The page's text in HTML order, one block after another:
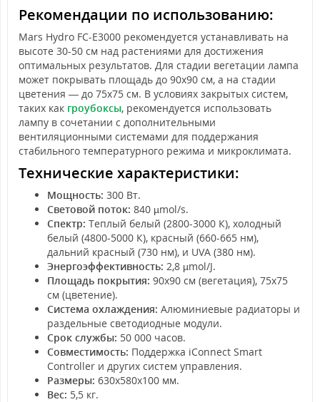
Рекомендации по использованию:
Mars Hydro FC-E3000 рекомендуется устанавливать на
высоте 30-50 см над растениями для достижения
оптимальных результатов. Для стадии вегетации лампа
может покрывать площадь до 90x90 см, а на стадии
цветения — до 75x75 см. В условиях закрытых систем,
таких как гроубоксы, рекомендуется использовать
лампу в сочетании с дополнительными
вентиляционными системами для поддержания
стабильного температурного режима и микроклимата.
Технические характеристики:
Мощность: 300 Вт.
Световой поток: 840 µmol/s.
Спектр: Теплый белый (2800-3000 К), холодный
белый (4800-5000 К), красный (660-665 нм),
дальний красный (730 нм), и UVA (380 нм).
Энергоэффективность: 2,8 µmol/J.
Площадь покрытия: 90x90 см (вегетация), 75x75
см (цветение).
Система охлаждения: Алюминиевые радиаторы и
раздельные светодиодные модули.
Срок службы: 50 000 часов.
Совместимость: Поддержка iConnect Smart
Controller и других систем управления.
Размеры: 630x580x100 мм.
Вес: 5,5 кг.